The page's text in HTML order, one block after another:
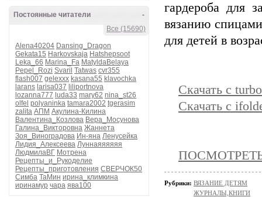
-
Постоянные читатели
Все (15690)
Alena40204 Dansing_Dragon
Gekata15 Harkovskaja Hatshepsoot
Leka_66 Marina_Fa MatyldaBelaya
Pepel_Rozi Svaril Tatwas cvr355
flash007 gelexxx kasana55 klavochka
larans larisa037 liliportnova
lozanna777 luda33 mary62 nina_st26
olfel polyaninka tamara2002 tgerasim
zalita АПМ Акулина-Килина
Валентина_Козлова Вера_Мосунова
Галина_Викторовна Жаннета
Зоя_Виноградова Ин-яна Ленусейка
Лидия_Алексеева Луннаяяяяяя
ЛюдмилаВГ Мотрена
Рецепты_и_Рукоделие
Рецепты_приготовления СВЕРЧОК50
Симба ТаМин ирина_климкина
иринамур чара ява100
гардероба для
вязанию
для детей в
Скачать с
Скачать с
ПОСМОТРЕТЬ
Рубрики: ВЯЗАНИЕ ДЕТЯМ
ЖУРНАЛЫ,КНИГИ